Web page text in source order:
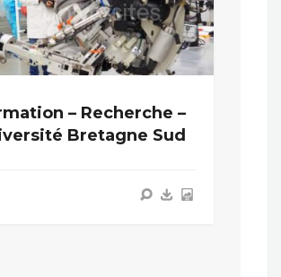
– Recherche –
Bretagne Sud